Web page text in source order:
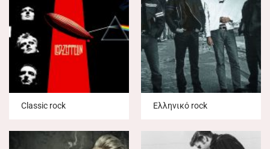
Classic rock Ελληνικό rock